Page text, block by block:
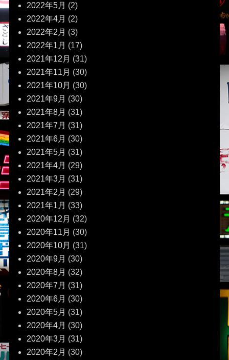
2022年5月 (2)
2022年4月 (2)
2022年2月 (3)
2022年1月 (17)
2021年12月 (31)
2021年11月 (30)
2021年10月 (30)
2021年9月 (30)
2021年8月 (31)
2021年7月 (31)
2021年6月 (30)
2021年5月 (31)
2021年4月 (29)
2021年3月 (31)
2021年2月 (29)
2021年1月 (33)
2020年12月 (32)
2020年11月 (30)
2020年10月 (31)
2020年9月 (30)
2020年8月 (32)
2020年7月 (31)
2020年6月 (30)
2020年5月 (31)
2020年4月 (30)
2020年3月 (31)
2020年2月 (30)